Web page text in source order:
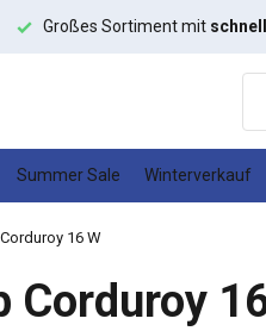
Großes Sortiment mit
Summer Sale Winterverkauf
16 W
Corduroy